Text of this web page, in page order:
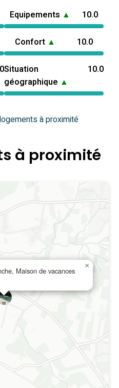
Equipements ▲ 10.0
Confort ▲ 10.0
Situation
géographique ▲
10.0
à proximité
à proximité
Maison de vacances
×